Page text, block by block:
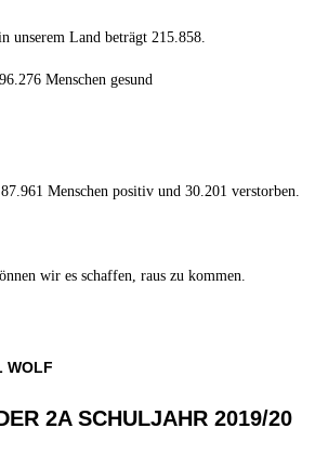
unserem Land beträgt 215.858.
Menschen gesund
Menschen positiv und 30.201 verstorben.
wir es schaffen, raus zu kommen.
WOLF
2A SCHULJAHR 2019/20